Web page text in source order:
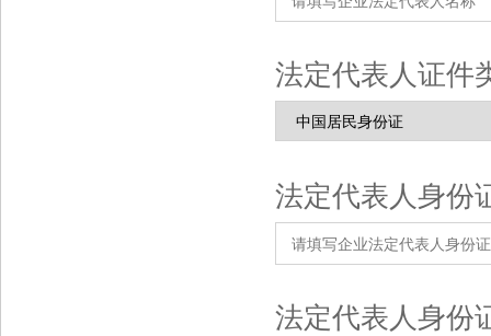
法定代表人证件
法定代表人身份
法定代表人身份